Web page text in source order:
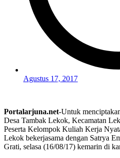
Agustus 17, 2017
Portalarjuna.net-Untuk
Desa Tambak Lekok, Kecamatan
Peserta Kelompok Kuliah Kerja
Lekok bekerjasama dengan Satrya
Grati, selasa (16/08/17) kemarin di